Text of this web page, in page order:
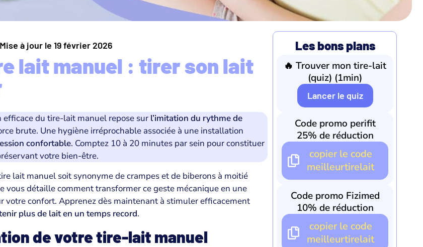
Mise à jour le 19 février 2026
lait manuel : tirer son lait
efficace du tire-lait manuel repose sur l’imitation du rythme de
brute. Une hygiène irréprochable associée à une installation
confortable. Comptez 10 à 20 minutes par sein pour constituer
votre bien-être.
lait manuel soit synonyme de crampes et de biberons à moitié
vous détaille comment transformer ce geste mécanique en une
votre confort. Apprenez dès maintenant à stimuler efficacement
plus de lait en un temps record.
de votre tire-lait manuel
Les bons plans
🔥 Trouver mon tire-lait
(quiz) (1min)
Lancer le quiz
Code promo perifit
25% de réduction
copier le code
meilleurtirelait
Code promo Fizimed
10% de réduction
copier le code
meilleurtirelait